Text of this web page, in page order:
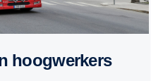
hoogwerkers